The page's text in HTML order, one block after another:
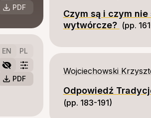
PDF
EN PL
PDF
Czym są i czym nie
wytwórcze? (pp.
Wojciechowski
Odpowiedź
(pp. 183-191)